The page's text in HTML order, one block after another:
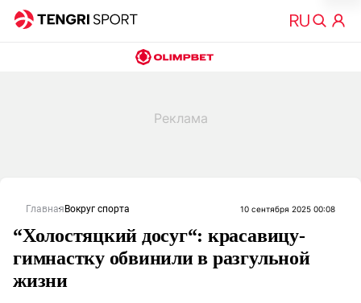
Главная Вокруг спорта 10 сентября 2025 00:08
“Холостяцкий досуг“: красавицу-
гимнастку обвинили в разгульной
жизни